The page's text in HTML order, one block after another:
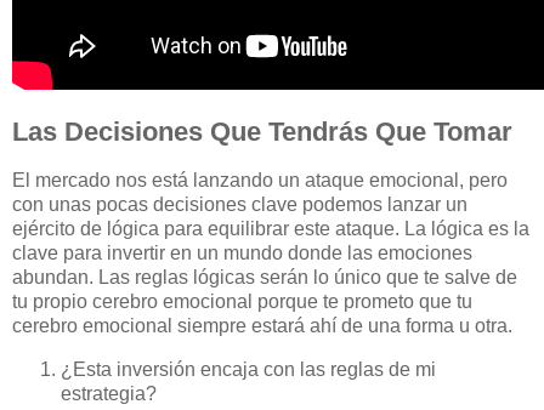
Las Decisiones Que Tendrás Que Tomar
El mercado nos está lanzando un ataque emocional, pero
con unas pocas decisiones clave podemos lanzar un
ejército de lógica para equilibrar este ataque. La lógica es la
clave para invertir en un mundo donde las emociones
abundan. Las reglas lógicas serán lo único que te salve de
tu propio cerebro emocional porque te prometo que tu
cerebro emocional siempre estará ahí de una forma u otra.
¿Esta inversión encaja con las reglas de mi
estrategia?